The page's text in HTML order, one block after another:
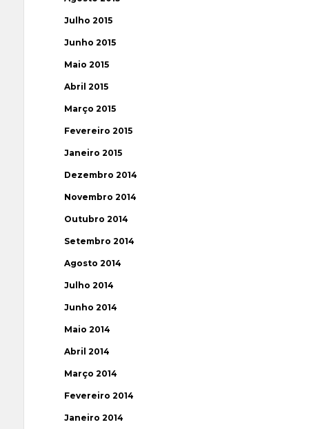
Julho 2015
Junho 2015
Maio 2015
Abril 2015
Março 2015
Fevereiro 2015
Janeiro 2015
Dezembro 2014
Novembro 2014
Outubro 2014
Setembro 2014
Agosto 2014
Julho 2014
Junho 2014
Maio 2014
Abril 2014
Março 2014
Fevereiro 2014
Janeiro 2014